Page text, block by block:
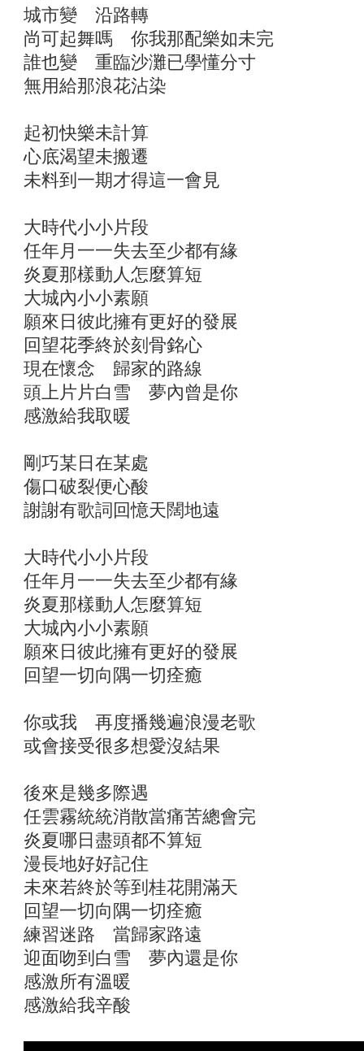
城市變 沿路轉
尚可起舞嗎 你我那配樂如未完
誰也變 重臨沙灘已學懂分寸
無用給那浪花沾染
起初快樂未計算
心底渴望未搬遷
未料到一期才得這一會見
大時代小小片段
任年月一一失去至少都有緣
炎夏那樣動人怎麼算短
大城內小小素願
願來日彼此擁有更好的發展
回望花季終於刻骨銘心
現在懷念 歸家的路線
頭上片片白雪 夢內曾是你
感激給我取暖
剛巧某日在某處
傷口破裂便心酸
謝謝有歌詞回憶天闊地遠
大時代小小片段
任年月一一失去至少都有緣
炎夏那樣動人怎麼算短
大城內小小素願
願來日彼此擁有更好的發展
回望一切向隅一切痊癒
你或我 再度播幾遍浪漫老歌
或會接受很多想愛沒結果
後來是幾多際遇
任雲霧統統消散當痛苦總會完
炎夏哪日盡頭都不算短
漫長地好好記住
未來若終於等到桂花開滿天
回望一切向隅一切痊癒
練習迷路 當歸家路遠
迎面吻到白雪 夢內還是你
感激所有溫暖
感激給我辛酸